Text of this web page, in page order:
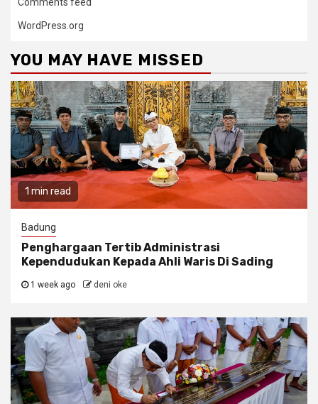
WordPress.org
YOU MAY HAVE MISSED
1 min read
Badung
Penghargaan Tertib Administrasi
Kependudukan Kepada Ahli Waris Di Sading
1 week ago deni oke